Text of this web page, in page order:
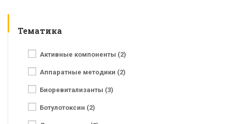
Тематика
Активные компоненты (2)
Аппаратные методики (2)
Биоревитализанты (3)
Ботулотоксин (2)